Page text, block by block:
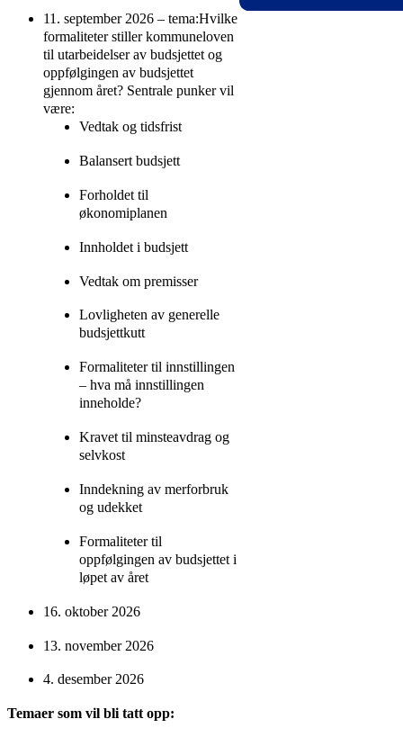
11. september 2026 – tema:Hvilke
formaliteter stiller kommuneloven
til utarbeidelser av budsjettet og
oppfølgingen av budsjettet
gjennom året? Sentrale punker vil
være:
Vedtak og tidsfrist
Balansert budsjett
Forholdet til
økonomiplanen
Innholdet i budsjett
Vedtak om premisser
Lovligheten av generelle
budsjettkutt
Formaliteter til innstillingen
– hva må innstillingen
inneholde?
Kravet til minsteavdrag og
selvkost
Inndekning av merforbruk
og udekket
Formaliteter til
oppfølgingen av budsjettet i
løpet av året
16. oktober 2026
13. november 2026
4. desember 2026
Temaer som vil bli tatt opp:
følger den digitale